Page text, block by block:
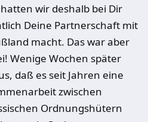
wir deshalb bei Dir
Deine Partnerschaft mit
macht. Das war aber
Wenige Wochen später
daß es seit Jahren eine
zwischen
Ordnungshütern